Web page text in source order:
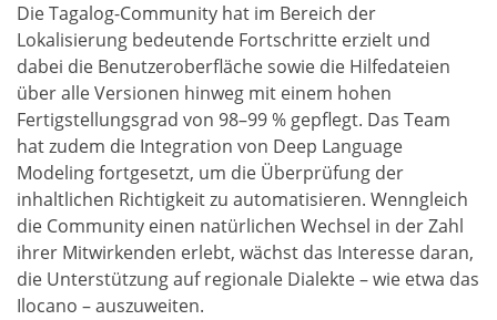
Die Tagalog-Community hat im Bereich der
Lokalisierung bedeutende Fortschritte erzielt und
dabei die Benutzeroberfläche sowie die Hilfedateien
über alle Versionen hinweg mit einem hohen
Fertigstellungsgrad von 98–99 % gepflegt. Das Team
hat zudem die Integration von Deep Language
Modeling fortgesetzt, um die Überprüfung der
inhaltlichen Richtigkeit zu automatisieren. Wenngleich
die Community einen natürlichen Wechsel in der Zahl
ihrer Mitwirkenden erlebt, wächst das Interesse daran,
die Unterstützung auf regionale Dialekte – wie etwa das
Ilocano – auszuweiten.